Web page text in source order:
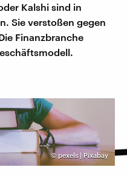
Kalshi sind in
Sie verstoßen gegen
Finanzbranche
©pexels | Pixabay